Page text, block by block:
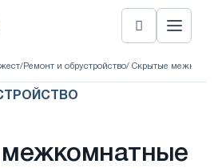
/ Ремонт и обрустройство/ Скрытые